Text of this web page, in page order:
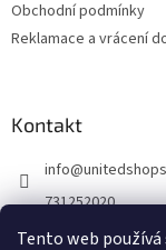
Tento web
Obchodní podmínky
Reklamace a vrácení
Kontakt
info@
731252020
https://